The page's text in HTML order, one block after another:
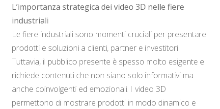
L’importanza strategica dei video 3D nelle fiere
industriali
Le fiere industriali sono momenti cruciali per presentare
prodotti e soluzioni a clienti, partner e investitori.
Tuttavia, il pubblico presente è spesso molto esigente e
richiede contenuti che non siano solo informativi ma
anche coinvolgenti ed emozionali. I video 3D
permettono di mostrare prodotti in modo dinamico e